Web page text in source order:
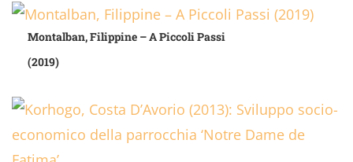
Montalban, Filippine – A Piccoli Passi
(2019)